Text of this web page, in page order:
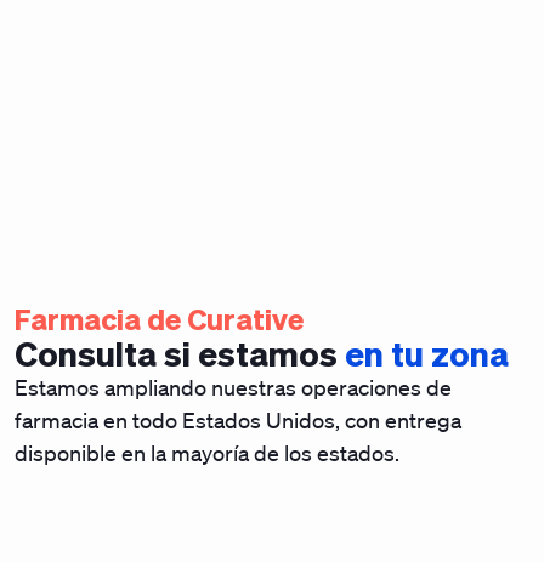
Farmacia de Curative
Consulta si estamos en tu zona
Estamos ampliando nuestras operaciones de
farmacia en todo Estados Unidos, con entrega
disponible en la mayoría de los estados.